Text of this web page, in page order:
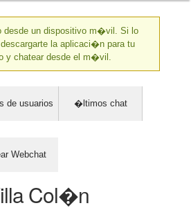
desde un dispositivo m�vil. Si lo
la aplicaci�n para tu
y chatear desde el m�vil.
de usuarios �ltimos chat
Webchat
Col�n